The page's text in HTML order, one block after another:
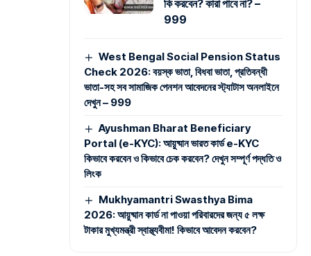
কি করবেন? কারা পাবে না? –
999
West Bengal Social Pension Status
Check 2026: বয়স্ক ভাতা, বিধবা ভাতা, প্রতিবন্ধী
ভাতা-সহ সব সামাজিক পেনশন আবেদনের স্ট্যাটাস অনলাইনে
দেখুন – 999
Ayushman Bharat Beneficiary
Portal (e-KYC): আয়ুষ্মান ভারত কার্ড e-KYC
কিভাবে করবেন ও কিভাবে চেক করবেন? দেখুন সম্পূর্ণ পদ্ধতি ও
লিংক
Mukhyamantri Swasthya Bima
2026: আয়ুষ্মান কার্ড না পাওয়া পরিবারদের জন্য ৫ লক্ষ
টাকার মুখ্যমন্ত্রী স্বাস্থ্যবীমা! কিভাবে আবেদন করবেন?